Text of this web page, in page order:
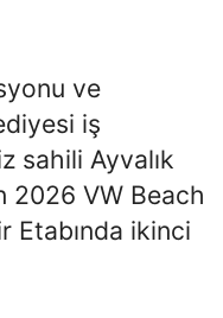
ve
iş
sahili Ayvalık
2026 VW Beach
Etabında ikinci